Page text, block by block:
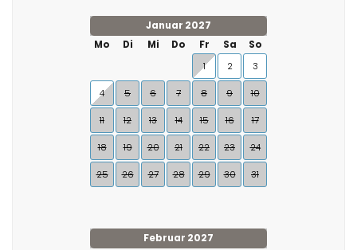
Januar 2027
Mo
Di Mi Do Fr Sa
So
1
2 3
4 5 6 7 8 9 10
11 12 13 14 15 16 17
18 19 20 21 22 23 24
25 26 27 28 29 30 31
Februar 2027